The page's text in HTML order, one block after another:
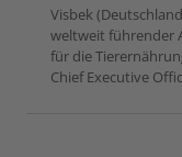
Visbek
weltweit führender
für die
Chief Executive